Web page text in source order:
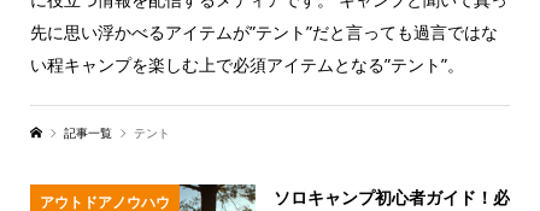
先に思い浮かべるアイテムが”テント”だと言っても過言ではな
い程キャンプを楽しむ上で必須アイテムとなる”テント”。
記事一覧 テント
アウトドアノウハウ
ソロキャンプ初心者ガイド！必